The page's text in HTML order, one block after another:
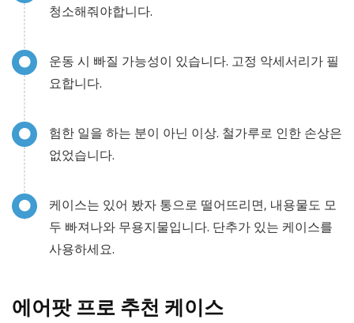
청소해줘야합니다.
운동 시 빠질 가능성이 있습니다. 고정 악세서리가 필
요합니다.
험한 일을 하는 분이 아닌 이상. 철가루로 인한 손상은
없었습니다.
케이스는 있어 봤자 통으로 떨어뜨리면, 내용물도 모
두 빠져나와 무용지물입니다. 단추가 있는 케이스를
사용하세요.
에어팟 프로 추천 케이스